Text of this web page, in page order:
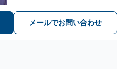
けています。ぜひご相談ください
メールでお問い合わせ